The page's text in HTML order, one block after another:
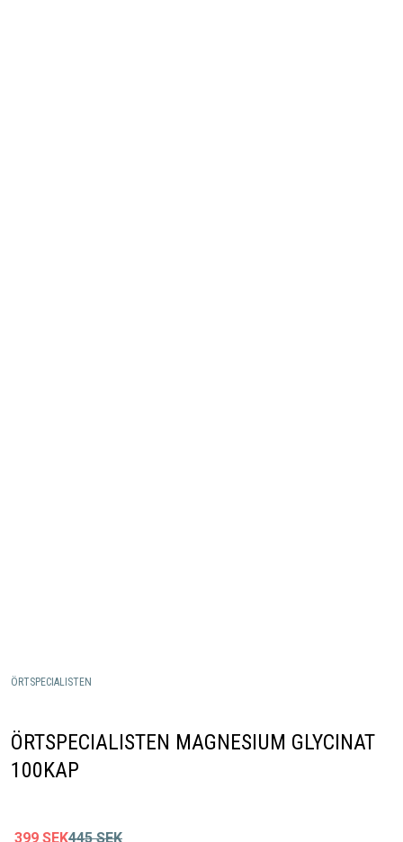
ÖRTSPECIALISTEN
ÖRTSPECIALISTEN MAGNESIUM GLYCINAT
100KAP
399 SEK445 SEK